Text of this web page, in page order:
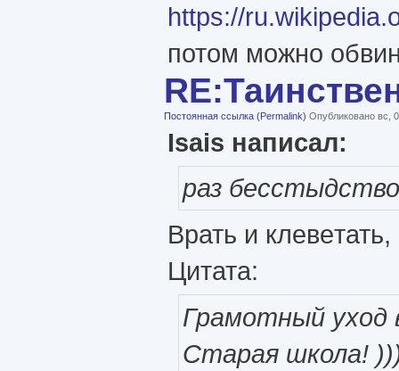
https://
потом можно
Постоянная ссылка (Permalink) Опубликовано вс,
Isais написал:
раз
Врать и
Цитата:
Грамотный уход
Старая школа!